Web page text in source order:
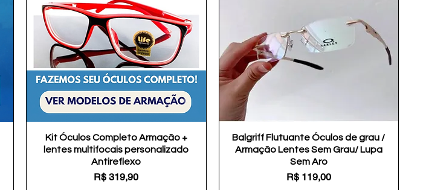
Visualização rápida
Kit Óculos Completo Armação +
lentes multifocais personalizado
Antireflexo
Preço
R$ 319,90
Visualização rápida
Balgriff Flutuante Óculos de grau /
Armação Lentes Sem Grau/ Lupa
Sem Aro
Preço
R$ 119,00